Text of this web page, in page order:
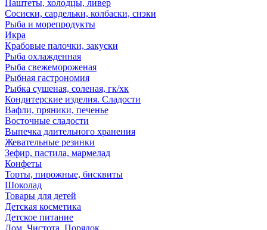
Паштеты, холодцы, ливер
Сосиски, сардельки, колбаски, снэки
Рыба и морепродукты
Икра
Крабовые палочки, закуски
Рыба охлажденная
Рыба свежемороженая
Рыбная гастрономия
Рыбка сушеная, соленая, гк/хк
Кондитерские изделия. Сладости
Вафли, пряники, печенье
Восточные сладости
Выпечка длительного хранения
Жевательные резинки
Зефир, пастила, мармелад
Конфеты
Торты, пирожные, бисквиты
Шоколад
Товары для детей
Детская косметика
Детское питание
Дом. Чистота. Порядок